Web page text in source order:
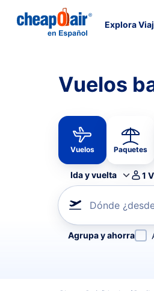
Explora
Vuelos
Vuelos Paquetes
Ida y vuelta 1
Dónde
Refina tu búsqueda
Agrupa y ahorra